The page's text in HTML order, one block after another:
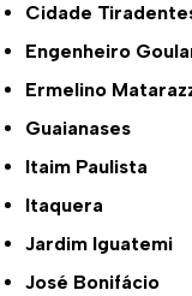
Cidade
Engenheiro
Ermelino
Guaianases
Itaim Paulista
Itaquera
Jardim Iguatemi
José Bonifácio